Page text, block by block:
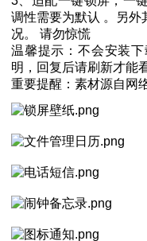
调性需要为默认 。另外
况。 请勿惊慌
温馨提示：不会安装
明，回复后请刷新才能
重要提醒：素材源自网